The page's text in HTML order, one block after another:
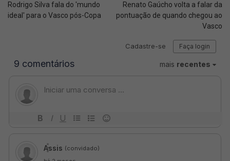
Rodrigo Silva fala do 'mundo
ideal' para o Vasco pós-Copa
Renato Gaúcho volta a falar da
pontuação de quando chegou ao
Vasco